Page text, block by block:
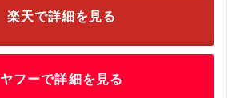
楽天で詳細を見る
ヤフーで詳細を見る